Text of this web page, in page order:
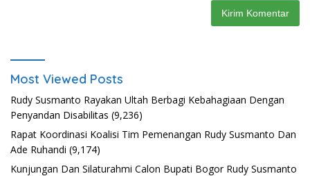
Most Viewed Posts
Rudy Susmanto Rayakan Ultah Berbagi Kebahagiaan Dengan
Penyandan Disabilitas (9,236)
Rapat Koordinasi Koalisi Tim Pemenangan Rudy Susmanto Dan
Ade Ruhandi (9,174)
Kunjungan Dan Silaturahmi Calon Bupati Bogor Rudy Susmanto